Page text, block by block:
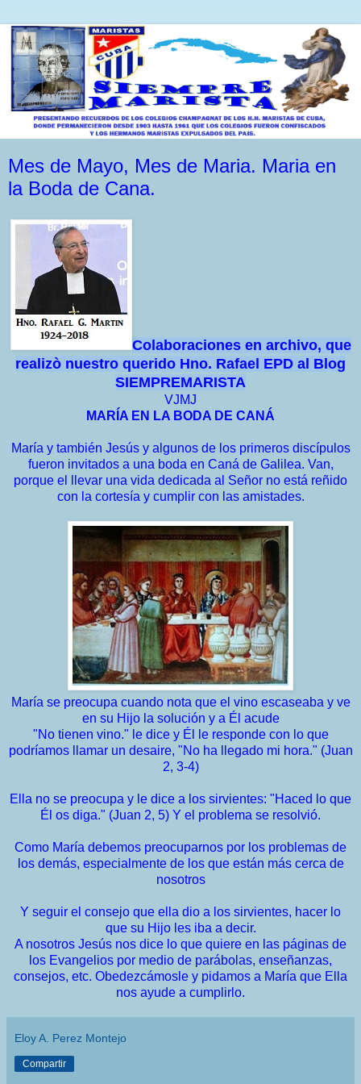
Mes de Mayo, Mes de Maria. Maria en
la Boda de Cana.
Colaboraciones en archivo, que
realizò nuestro querido Hno. Rafael EPD al Blog
SIEMPREMARISTA
VJMJ
MARÍA EN LA BODA DE CANÁ
María y también Jesús y algunos de los primeros discípulos
fueron invitados a una boda en Caná de Galilea. Van,
porque el llevar una vida dedicada al Señor no está reñido
con la cortesía y cumplir con las amistades.
María se preocupa cuando nota que el vino escaseaba y ve
en su Hijo la solución y a Él acude
"No tienen vino." le dice y Él le responde con lo que
podríamos llamar un desaire, "No ha llegado mi hora." (Juan
2, 3-4)
Ella no se preocupa y le dice a los sirvientes: "Haced lo que
Él os diga." (Juan 2, 5) Y el problema se resolvió.
Como María debemos preocuparnos por los problemas de
los demás, especialmente de los que están más cerca de
nosotros
Y seguir el consejo que ella dio a los sirvientes, hacer lo
que su Hijo les iba a decir.
A nosotros Jesús nos dice lo que quiere en las páginas de
los Evangelios por medio de parábolas, enseñanzas,
consejos, etc. Obedezcámosle y pidamos a María que Ella
nos ayude a cumplirlo.
Eloy A. Perez Montejo
Compartir